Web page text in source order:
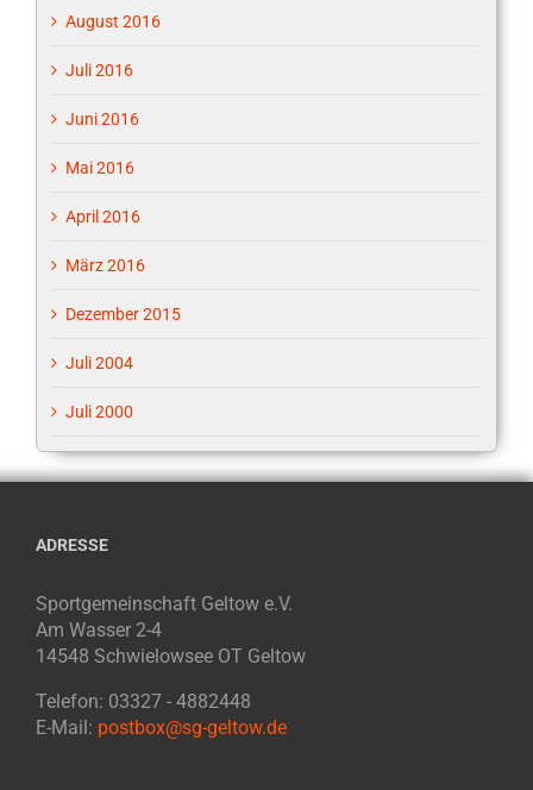
August 2016
Juli 2016
Juni 2016
Mai 2016
April 2016
März 2016
Dezember 2015
Juli 2004
Juli 2000
ADRESSE
Sportgemeinschaft Geltow e.V.
Am Wasser 2-4
14548 Schwielowsee OT Geltow
Telefon: 03327 - 4882448
E-Mail: postbox@sg-geltow.de